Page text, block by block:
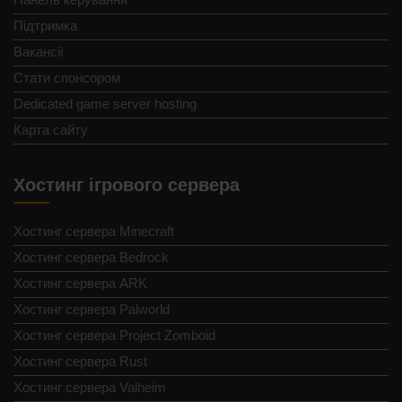
Підтримка
Вакансії
Стати спонсором
Dedicated game server hosting
Карта сайту
Хостинг ігрового сервера
Хостинг сервера Minecraft
Хостинг сервера Bedrock
Хостинг сервера ARK
Хостинг сервера Palworld
Хостинг сервера Project Zomboid
Хостинг сервера Rust
Хостинг сервера Valheim